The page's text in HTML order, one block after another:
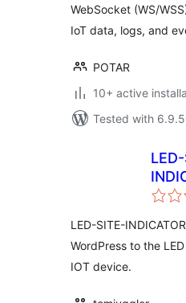
WebSocket (WS/
IoT data, logs, and
POTAR
10+ active
Tested with 6.9.5
LED-SITE-
WordPress to the
IOT device.